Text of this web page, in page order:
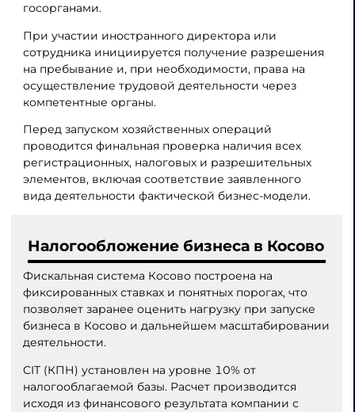
госорганами.
При участии иностранного директора или
сотрудника инициируется получение разрешения
на пребывание и, при необходимости, права на
осуществление трудовой деятельности через
компетентные органы.
Перед запуском хозяйственных операций
проводится финальная проверка наличия всех
регистрационных, налоговых и разрешительных
элементов, включая соответствие заявленного
вида деятельности фактической бизнес-модели.
Налогообложение бизнеса в Косово
Фискальная система Косово построена на
фиксированных ставках и понятных порогах, что
позволяет заранее оценить нагрузку при запуске
бизнеса в Косово и дальнейшем масштабировании
деятельности.
CIT (КПН) установлен на уровне 10% от
налогооблагаемой базы. Расчет производится
исходя из финансового результата компании с